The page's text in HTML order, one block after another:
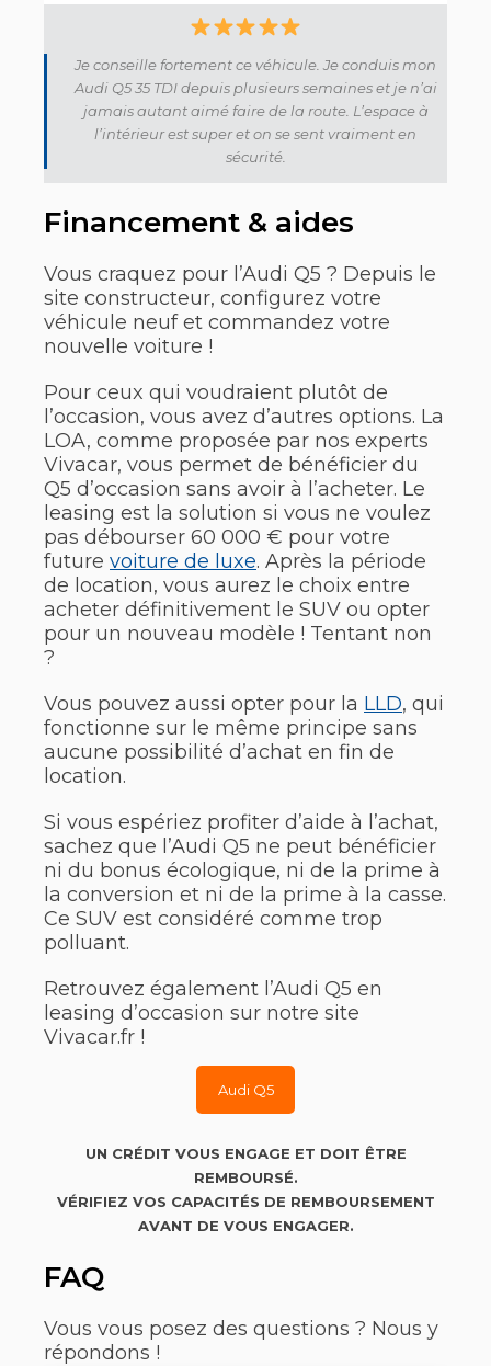
Je conseille fortement ce véhicule. Je conduis mon
Audi Q5 35 TDI depuis plusieurs semaines et je n’ai
jamais autant aimé faire de la route. L’espace à
l’intérieur est super et on se sent vraiment en
sécurité.
Financement & aides
Vous craquez pour l’Audi Q5 ? Depuis le
site constructeur, configurez votre
véhicule neuf et commandez votre
nouvelle voiture !
Pour ceux qui voudraient plutôt de
l’occasion, vous avez d’autres options. La
LOA, comme proposée par nos experts
Vivacar, vous permet de bénéficier du
Q5 d’occasion sans avoir à l’acheter. Le
leasing est la solution si vous ne voulez
pas débourser 60 000 € pour votre
future voiture de luxe. Après la période
de location, vous aurez le choix entre
acheter définitivement le SUV ou opter
pour un nouveau modèle ! Tentant non
?
Vous pouvez aussi opter pour la LLD, qui
fonctionne sur le même principe sans
aucune possibilité d’achat en fin de
location.
Si vous espériez profiter d’aide à l’achat,
sachez que l’Audi Q5 ne peut bénéficier
ni du bonus écologique, ni de la prime à
la conversion et ni de la prime à la casse.
Ce SUV est considéré comme trop
polluant.
Retrouvez également l’Audi Q5 en
leasing d’occasion sur notre site
Vivacar.fr !
Audi Q5
UN CRÉDIT VOUS ENGAGE ET DOIT ÊTRE
REMBOURSÉ.
VÉRIFIEZ VOS CAPACITÉS DE REMBOURSEMENT
AVANT DE VOUS ENGAGER.
FAQ
Vous vous posez des questions ? Nous y
répondons !